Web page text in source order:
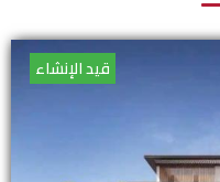
قيد الإنشاء